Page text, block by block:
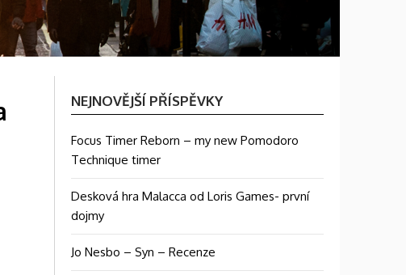
NEJNOVĚJŠÍ PŘÍSPĚVKY
Focus Timer Reborn – my new Pomodoro
Technique timer
Desková hra Malacca od Loris Games- první
dojmy
Jo Nesbo – Syn – Recenze